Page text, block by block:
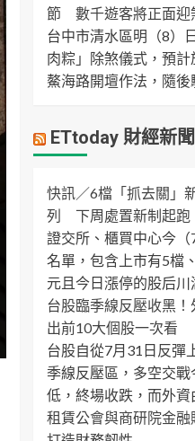
節 數千遊客將正面迎
台中市清水區明（8）
肉粽」除煞儀式，預
鰲海路開壇作法，隨
ETtoday 財經新聞
快訊／6檔「抓去關」
列 下周處置新制起跑
證交所、櫃買中心今
名單，包含上市有5檔
元且今日漲停的股后
台股臨季線反壓收黑
出前10大個股一次看
台股自從7月31日反彈
季線反壓區，多空交
低，終場收跌，而外
租賃公會與商研院金